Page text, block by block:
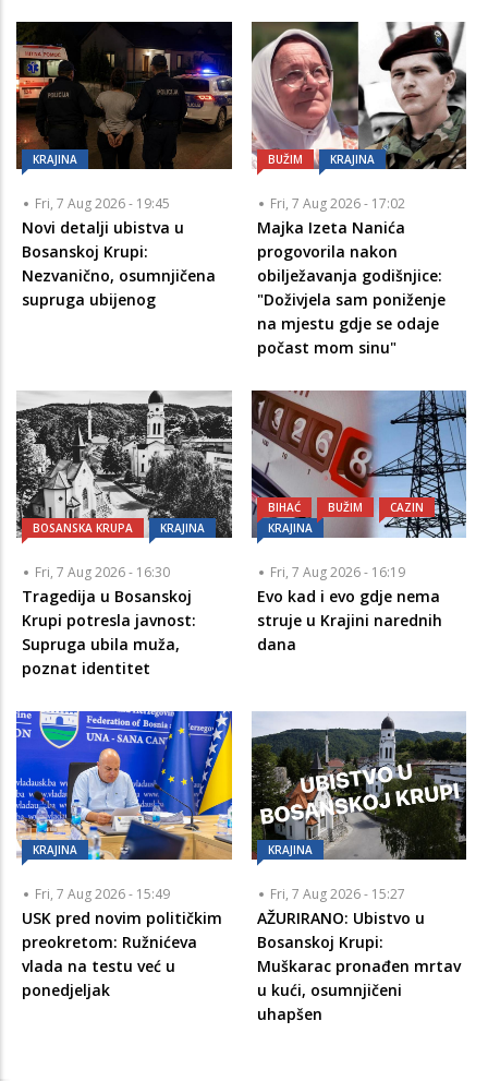
KRAJINA
Fri, 7 Aug 2026 - 19:45
Novi detalji ubistva u
Bosanskoj Krupi:
Nezvanično, osumnjičena
supruga ubijenog
BUŽIM KRAJINA
Fri, 7 Aug 2026 - 17:02
Majka Izeta Nanića
progovorila nakon
obilježavanja godišnjice:
"Doživjela sam poniženje
na mjestu gdje se odaje
počast mom sinu"
BOSANSKA KRUPA KRAJINA
Fri, 7 Aug 2026 - 16:30
Tragedija u Bosanskoj
Krupi potresla javnost:
Supruga ubila muža,
poznat identitet
BIHAĆ BUŽIM
CAZIN
KRAJINA
Fri, 7 Aug 2026 - 16:19
Evo kad i evo gdje nema
struje u Krajini narednih
dana
KRAJINA
Fri, 7 Aug 2026 - 15:49
USK pred novim političkim
preokretom: Ružnićeva
vlada na testu već u
ponedjeljak
KRAJINA
Fri, 7 Aug 2026 - 15:27
AŽURIRANO: Ubistvo u
Bosanskoj Krupi:
Muškarac pronađen mrtav
u kući, osumnjičeni
uhapšen